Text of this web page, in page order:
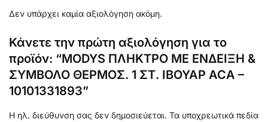
Δεν υπάρχει καμία αξιολόγηση ακόμη.
Κάνετε την πρώτη αξιολόγηση για το
προϊόν: “MODYS ΠΛΗΚΤΡΟ ΜΕ ΕΝΔΕΙΞΗ &
ΣΥΜΒΟΛΟ ΘΕΡΜΟΣ. 1 ΣΤ. ΙΒΟΥΑΡ ACA –
10101331893”
Η ηλ. διεύθυνση σας δεν δημοσιεύεται. Τα υποχρεωτικά πεδία